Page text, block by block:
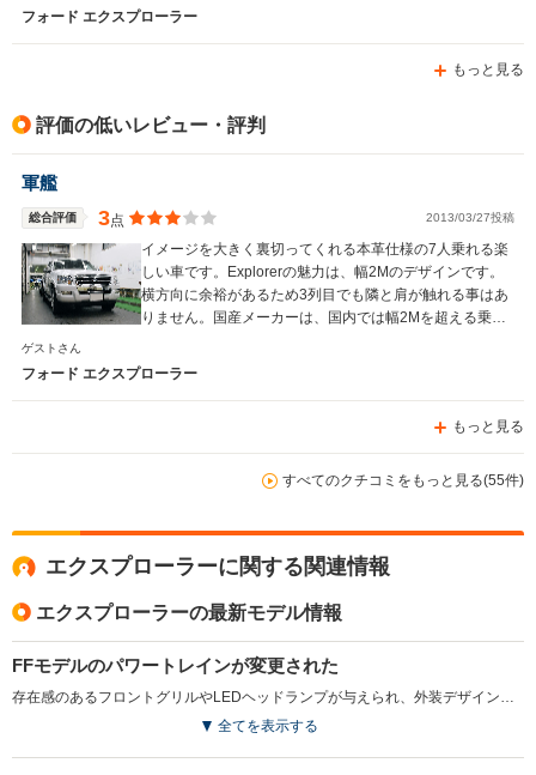
フォード エクスプローラー
もっと見る
評価の低いレビュー・評判
軍艦
総合評価 3点 2013/03/27投稿
イメージを大きく裏切ってくれる本革仕様の7人乗れる楽
しい車です。Explorerの魅力は、幅2Mのデザインです。
横方向に余裕があるため3列目でも隣と肩が触れる事はあ
りません。国産メーカーは、国内では幅2Mを超える乗用
ゲストさん
フォード エクスプローラー
もっと見る
すべてのクチコミをもっと見る(55件)
エクスプローラーに関する関連情報
エクスプローラーの最新モデル情報
FFモデルのパワートレインが変更された
全てを表示する